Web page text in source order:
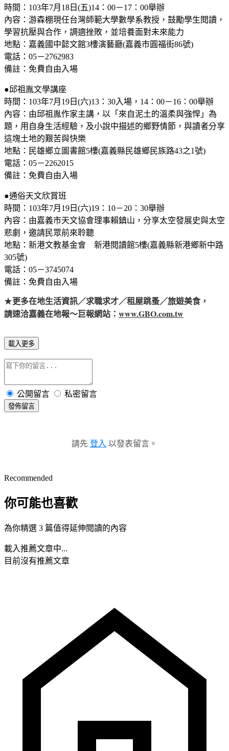
時間： 103年7月 18 日 (五)14 ： 00－17 ： 00舉辦
內容：游森棚現任台灣師範大學數學系教授，鼓勵學生閱讀，
學習抗壓與合作，調適挫敗，並培養面對未來能力
地點：嘉義國中懿文館3樓演藝廳(嘉義市圓福街86號)
電話： 05－2762983
備註：免費自由入場
●邱祖胤文學講座
時間： 103年7月 19 日 (六)13 ： 30入場， 14 ： 00－16 ： 00舉辦
內容：由邱祖胤作家主講，以「來自泥土的溫柔與強悍」為
題，用自身生活經驗，及小說中描述的鄉野情節，與讀者分享
這塊土地的艱苦與快樂
地點：民雄鄉立圖書館5樓(嘉義縣民雄鄉民族路43之1號)
電話： 05－2262015
備註：免費自由入場
●通俗天文欣賞班
時間： 103年7月 19 日 (六)19 ： 10－20 ： 30舉辦
內容：由嘉義市天文協會理事賴鎮山，分享太空發展史與太空
悲劇，邀請民眾前來聆聽
地點：新港文教基金會 新港閱讀館5樓(嘉義縣新港鄉新中路
305號)
電話： 05－3745074
備註：免費自由入場
★更多在地生活資訊／求職求才／租屋跳蚤／旅遊美食，
請速洽嘉義在地報～巨報網站： www.GBO.com.tw
載入更多
公開留言 私密留言
發佈留言
請先 登入 以發表留言。
Recommended
你可能也喜歡
為你精選 3 篇值得延伸閱讀的內容
載入推薦文章中...
目前沒有推薦文章